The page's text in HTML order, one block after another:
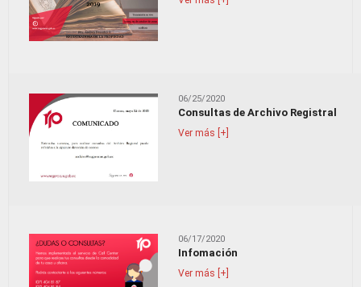
06/25/2020
Consultas de Archivo Registral
Ver más [+]
06/17/2020
Infomación
Ver más [+]